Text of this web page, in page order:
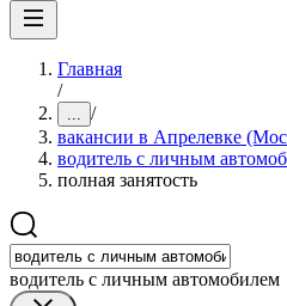
Главная
/
... /
вакансии в Апрелевке
водитель с личным
полная занятость
водитель с личным автомобилем